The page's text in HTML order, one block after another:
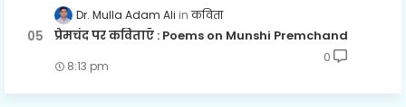
Dr. Mulla Adam Ali कविता
प्रेमचंद पर कविताएँ : Poems on Munshi Premchand
8:13 pm
0